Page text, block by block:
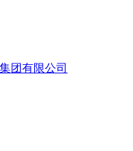
团有限公司